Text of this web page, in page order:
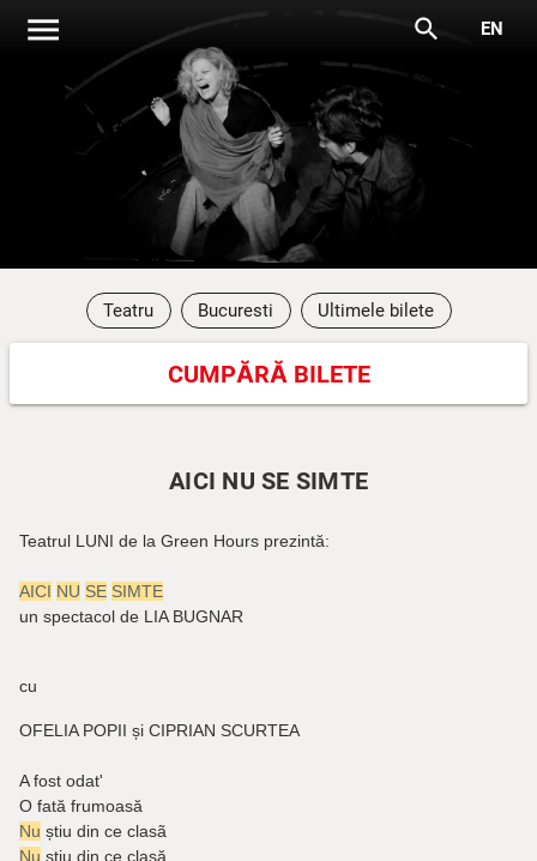
menu search EN
Teatru Bucuresti Ultimele bilete
CUMPĂRĂ BILETE
AICI NU SE SIMTE
Teatrul LUNI de la Green Hours prezintă:
AICI NU SE SIMTE
un spectacol de LIA BUGNAR
cu
OFELIA POPII și CIPRIAN SCURTEA
A fost odat'
O fată frumoasă
Nu știu din ce clasã
Nu știu din ce clasă…